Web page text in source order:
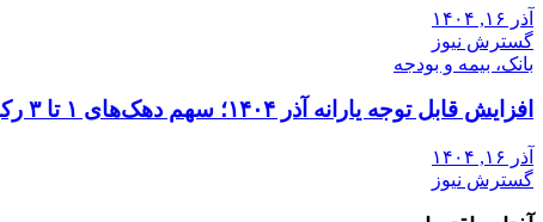
آذر ۱۶, ۱۴۰۴
گسترش نیوز
بانک، بیمه و بودجه
افزایش قابل توجه یارانه آذر ۱۴۰۴؛ سهم دهک‌های ۱ تا ۳ رکورد زد
آذر ۱۶, ۱۴۰۴
گسترش نیوز